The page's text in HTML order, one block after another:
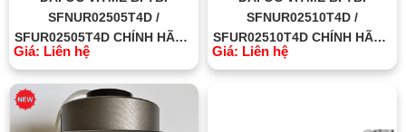
SFNUR02505T4D /
SFUR02505T4D CHÍNH HÃNG
TBI MOTION ĐÀI LOAN
Giá: Liên hệ
SFNUR02510T4D /
SFUR02510T4D CHÍNH HÃNG
TBI MOTION ĐÀI LOAN
Giá: Liên hệ